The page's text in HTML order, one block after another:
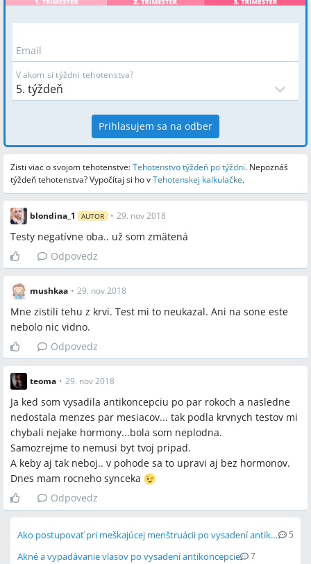
Email
V akom si týždni tehotenstva?
Prihlasujem sa na odber
Zisti viac o svojom tehotenstve:Tehotenstvo týždeň po týždni. Nepoznáš
týždeň tehotenstva? Vypočítaj si ho vTehotenskej kalkulačke.
blondina_1 AUTOR • 29. nov 2018
Testy negatívne oba.. už som zmätená
Odpovedz
mushkaa • 29. nov 2018
Mne zistili tehu z krvi. Test mi to neukazal. Ani na sone este
nebolo nic vidno.
Odpovedz
teoma • 29. nov 2018
Ja ked som vysadila antikoncepciu po par rokoch a nasledne
nedostala menzes par mesiacov... tak podla krvnych testov mi
chybali nejake hormony...bola som neplodna.
Samozrejme to nemusi byt tvoj pripad.
A keby aj tak neboj.. v pohode sa to upravi aj bez hormonov.
Dnes mam rocneho synceka
Odpovedz
Ako postupovať pri meškajúcej menštruácii po vysadení antikoncepcie? 5
Akné a vypadávanie vlasov po vysadení antikoncepcie
7